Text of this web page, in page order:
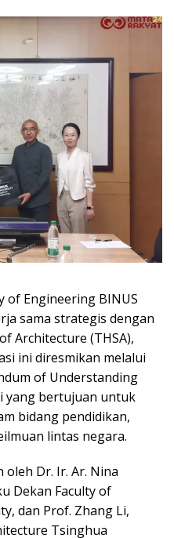
of Engineering BINUS
sama strategis dengan
Architecture (THSA),
ini diresmikan melalui
of Understanding
yang bertujuan untuk
bidang pendidikan,
lintas negara.
Dr. Ir. Ar. Nina
Dekan Faculty of
dan Prof. Zhang Li,
Tsinghua